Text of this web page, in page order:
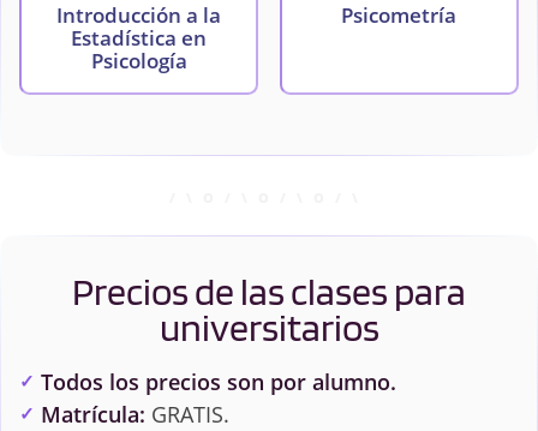
Introducción a la
Estadística en
Psicología
Psicometría
Precios de las clases para
universitarios
Todos los precios son por alumno.
Matrícula: GRATIS.